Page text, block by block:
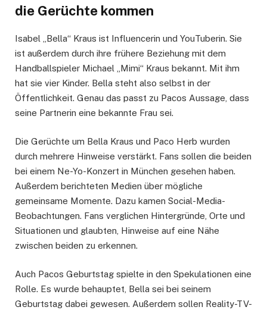
die Gerüchte kommen
Isabel „Bella“ Kraus ist Influencerin und YouTuberin. Sie
ist außerdem durch ihre frühere Beziehung mit dem
Handballspieler Michael „Mimi“ Kraus bekannt. Mit ihm
hat sie vier Kinder. Bella steht also selbst in der
Öffentlichkeit. Genau das passt zu Pacos Aussage, dass
seine Partnerin eine bekannte Frau sei.
Die Gerüchte um Bella Kraus und Paco Herb wurden
durch mehrere Hinweise verstärkt. Fans sollen die beiden
bei einem Ne-Yo-Konzert in München gesehen haben.
Außerdem berichteten Medien über mögliche
gemeinsame Momente. Dazu kamen Social-Media-
Beobachtungen. Fans verglichen Hintergründe, Orte und
Situationen und glaubten, Hinweise auf eine Nähe
zwischen beiden zu erkennen.
Auch Pacos Geburtstag spielte in den Spekulationen eine
Rolle. Es wurde behauptet, Bella sei bei seinem
Geburtstag dabei gewesen. Außerdem sollen Reality-TV-